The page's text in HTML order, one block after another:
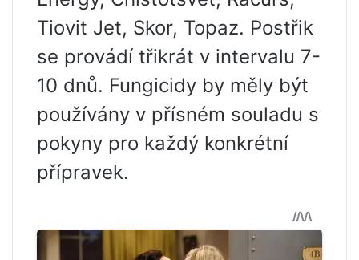
Tiovit Jet, Skor, Topaz. Postřik
se provádí třikrát v intervalu 7-
10 dnů. Fungicidy by měly být
používány v přísném souladu s
pokyny pro každý konkrétní
přípravek.